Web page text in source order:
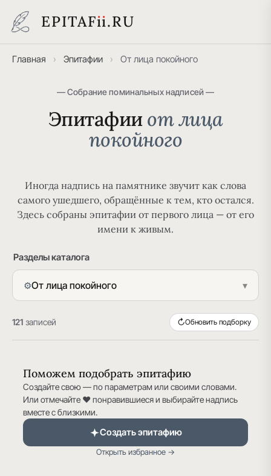
EPITAFii.RU
Главная › Эпитафии › От лица покойного
— Собрание поминальных надписей —
Эпитафииот лица
покойного
Иногда надпись на памятнике звучит как слова
самого ушедшего, обращённые к тем, кто остался.
Здесь собраны эпитафии от первого лица — от его
имени к живым.
Разделы каталога
⚙От лица покойного ▾
121 записей ↻Обновить подборку
Поможем подобрать эпитафию
Создайте свою — по параметрам или своими словами.
Или отмечайте ♥ понравившиеся и выбирайте надпись
вместе с близкими.
Создать эпитафию
Открыть избранное →